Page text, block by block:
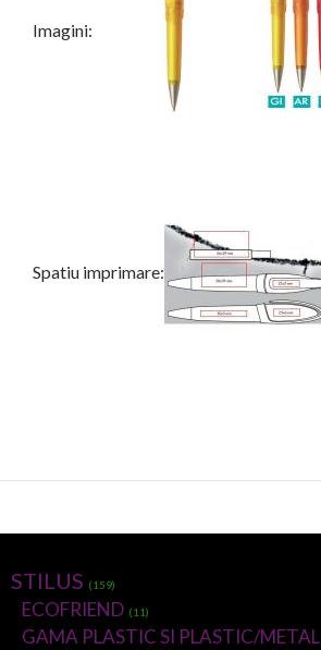
Imagini:
Spatiu imprimare:
STILUS (159)
ECOFRIEND (11)
GAMA PLASTIC SI PLASTIC/METAL